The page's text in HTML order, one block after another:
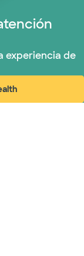
experiencia de
nueva)